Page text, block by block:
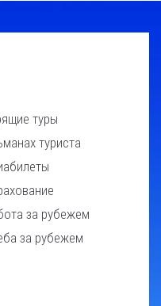
туры
туриста
за рубежем
за рубежем